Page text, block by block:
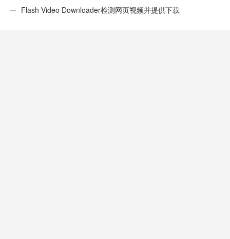
性不错Flash Video Downloader检测网页视频并提供下载